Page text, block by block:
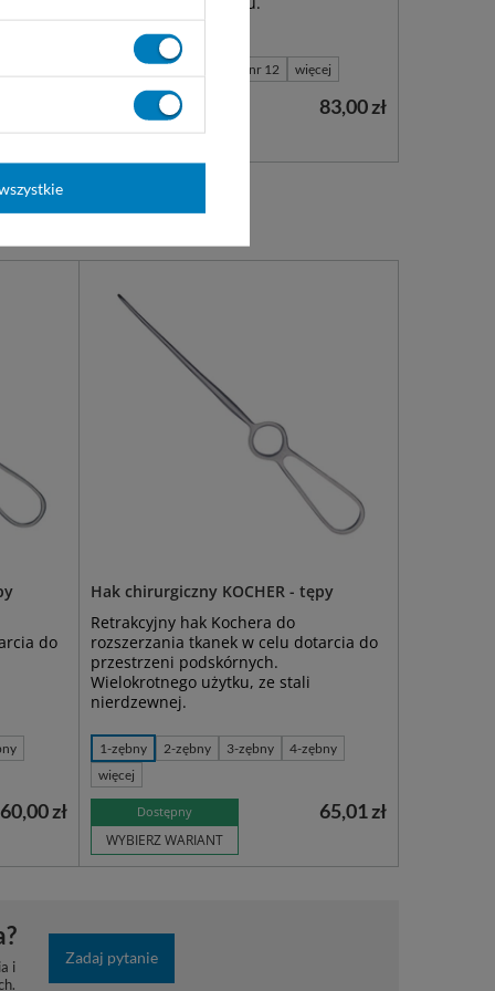
nr 10A nr 12 więcej
Dostępny
WYBIERZ WARIANT
83,00 zł
do
60,00 zł
Hak chirurgiczny KOCHER - tępy
Retrakcyjny hak Kochera do
rozszerzania tkanek w celu dotarcia do
przestrzeni podskórnych.
Wielokrotnego użytku, ze stali
nierdzewnej.
1-zębny 2-zębny 3-zębny
4-zębny
więcej
Dostępny
WYBIERZ WARIANT
65,01 zł
i
Zadaj pytanie